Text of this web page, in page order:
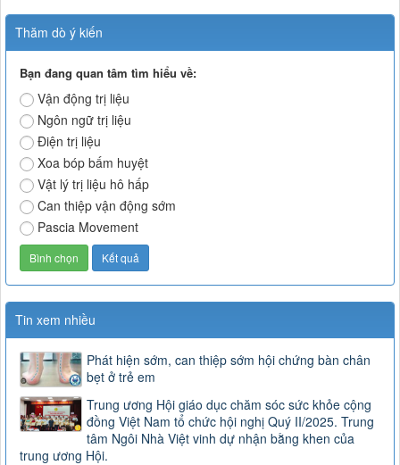
Thăm dò ý kiến
Bạn đang quan tâm tìm hiểu về:
Vận động trị liệu
Ngôn ngữ trị liệu
Điện trị liệu
Xoa bóp bấm huyệt
Vật lý trị liệu hô hấp
Can thiệp vận động sớm
Pascia Movement
Tin xem nhiều
Phát hiện sớm, can thiệp sớm hội chứng bàn chân
bẹt ở trẻ em
Trung ương Hội giáo dục chăm sóc sức khỏe cộng
đồng Việt Nam tổ chức hội nghị Quý II/2025. Trung
tâm Ngôi Nhà Việt vinh dự nhận bằng khen của
trung ương Hội.